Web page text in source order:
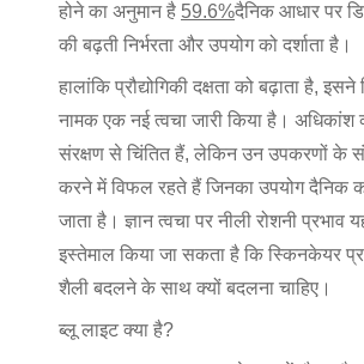
होने का अनुमान है 59.6%दैनिक आधार पर
की बढ़ती निर्भरता और उपयोग को दर्शाता है।
हालांकि प्रौद्योगिकी दक्षता को बढ़ाता है,
नामक एक नई त्वचा जारी किया है। अधिकांश
संरक्षण से चिंतित हैं, लेकिन उन उपकरणों के
करने में विफल रहते हैं जिनका उपयोग दैनिक
जाता है। ज्ञानत्वचा पर नीली रोशनी प्रभाव
इस्तेमाल किया जा सकता है कि स्किनकेयर
शैली बदलने के साथ क्यों बदलना चाहिए।
ब्लू लाइट क्या है?